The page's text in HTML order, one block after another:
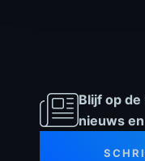
Blijf op
nieuws